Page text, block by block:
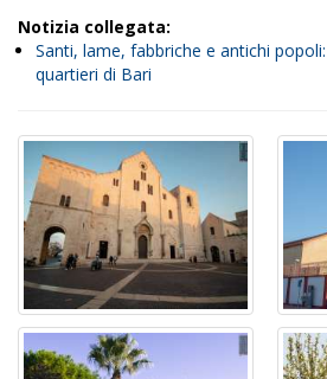
Notizia collegata:
Santi, lame, fabbriche e antichi
quartieri di Bari